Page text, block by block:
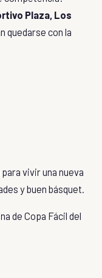
Plaza, Los
quedarse con la
vivir una nueva
y buen básquet.
de Copa Fácil del